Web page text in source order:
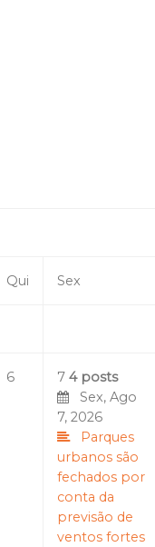
Qui Sex
6 7 4 posts
Sex, Ago
7, 2026
Parques
urbanos são
fechados por
conta da
previsão de
ventos fortes